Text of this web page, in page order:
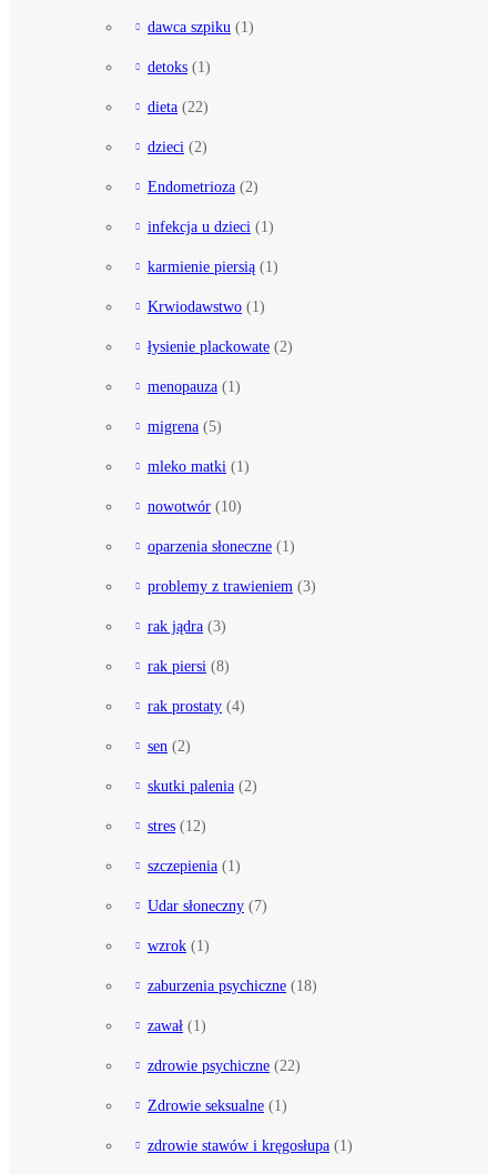
dawca szpiku (1)
detoks (1)
dieta (22)
dzieci (2)
Endometrioza (2)
infekcja u dzieci (1)
karmienie piersią (1)
Krwiodawstwo (1)
łysienie plackowate (2)
menopauza (1)
migrena (5)
mleko matki (1)
nowotwór (10)
oparzenia słoneczne (1)
problemy z trawieniem (3)
rak jądra (3)
rak piersi (8)
rak prostaty (4)
sen (2)
skutki palenia (2)
stres (12)
szczepienia (1)
Udar słoneczny (7)
wzrok (1)
zaburzenia psychiczne (18)
zawał (1)
zdrowie psychiczne (22)
Zdrowie seksualne (1)
zdrowie stawów i kręgosłupa (1)